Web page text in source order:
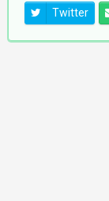
Twitter